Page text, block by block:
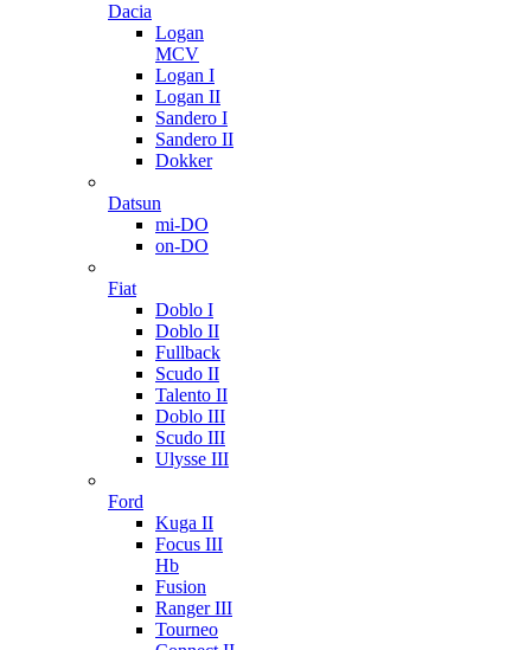
Dacia
Logan
MCV
Logan I
Logan II
Sandero I
Sandero II
Dokker
Datsun
mi-DO
on-DO
Fiat
Doblo I
Doblo II
Fullback
Scudo II
Talento II
Doblo III
Scudo III
Ulysse III
Ford
Kuga II
Focus III
Hb
Fusion
Ranger III
Tourneo